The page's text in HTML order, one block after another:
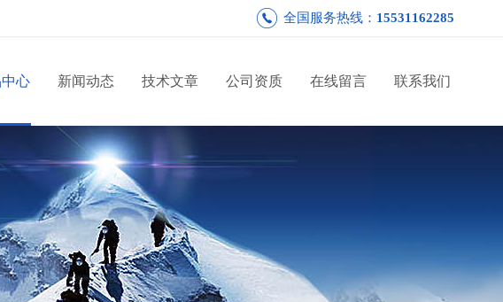
全国服务热线： 15531162285
心 新闻动态 技术文章 公司资质 在线留言 联系我们